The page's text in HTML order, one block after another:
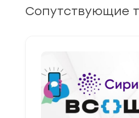
Сопутствующие